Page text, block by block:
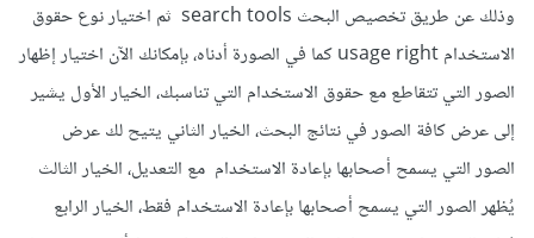
وذلك عن طريق تخصيص البحث search tools ثم اختيار نوع حقوق
الاستخدام usage right كما في الصورة أدناه، بإمكانك الآن اختيار إظهار
الصور التي تتقاطع مع حقوق الاستخدام التي تناسبك، الخيار الأول يشير
إلى عرض كافة الصور في نتائج البحث، الخيار الثاني يتيح لك عرض
الصور التي يسمح أصحابها بإعادة الاستخدام مع التعديل، الخيار الثالث
يُظهر الصور التي يسمح أصحابها بإعادة الاستخدام فقط، الخيار الرابع